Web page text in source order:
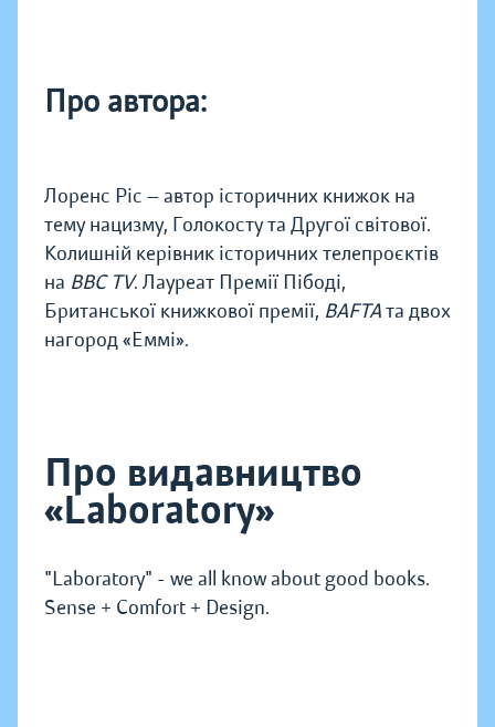
Про автора:
Лоренс Ріс — автор історичних книжок на
тему нацизму, Голокосту та Другої світової.
Колишній керівник історичних телепроєктів
на BBC TV. Лауреат Премії Пібоді,
Британської книжкової премії, BAFTAта двох
нагород «Еммі».
Про видавництво
«Laboratory»
"Laboratory" - we all know about good books.
Sense + Comfort + Design.